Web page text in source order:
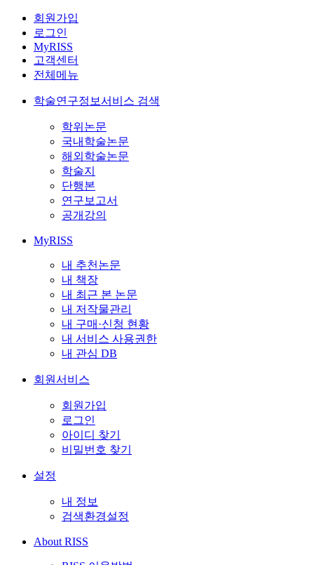
회원가입
로그인
MyRISS
고객센터
전체메뉴
학술연구정보서비스 검색
학위논문
국내학술논문
해외학술논문
학술지
단행본
연구보고서
공개강의
MyRISS
내 추천논문
내 책장
내 최근 본 논문
내 저작물관리
내 구매·신청 현황
내 서비스 사용권한
내 관심 DB
회원서비스
회원가입
로그인
아이디 찾기
비밀번호 찾기
설정
내 정보
검색환경설정
About RISS